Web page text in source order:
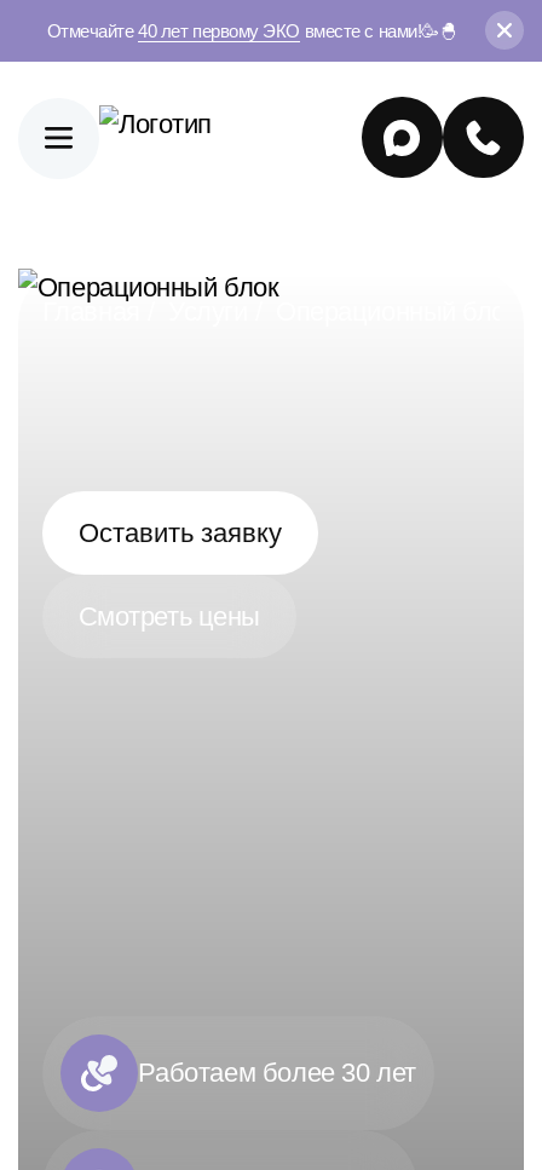
Отмечайте40 лет первому ЭКО вместе с нами!🥳🐣
Главная
Оставить заявку
Смотреть цены
Работаем более 30 лет